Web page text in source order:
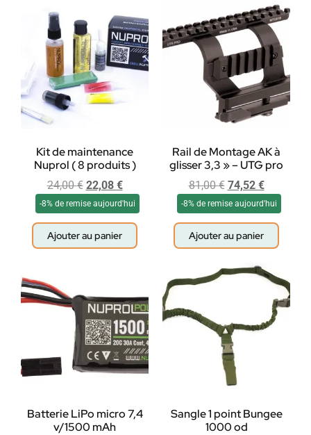
Kit de maintenance
Nuprol ( 8 produits )
24,00€ 22,08 €
-8% de remise aujourd'hui
Ajouter au panier
Rail de Montage AK à
glisser 3,3 » – UTG pro
81,00€ 74,52 €
-8% de remise aujourd'hui
Ajouter au panier
Batterie LiPo micro 7,4
v/1500 mAh
Sangle 1 point Bungee
1000 od